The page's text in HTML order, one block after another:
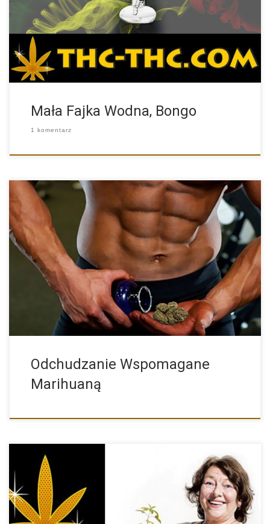
propozycję takiego […]
Mała Fajka Wodna, Bongo
1 komentarz
Czy to prawda że odchudzanie może być wspomagane
marihuaną? Na […]
Odchudzanie Wspomagane
Marihuaną
W dni 6, 7, 8, listopada 2015 w Pradze odbył […]